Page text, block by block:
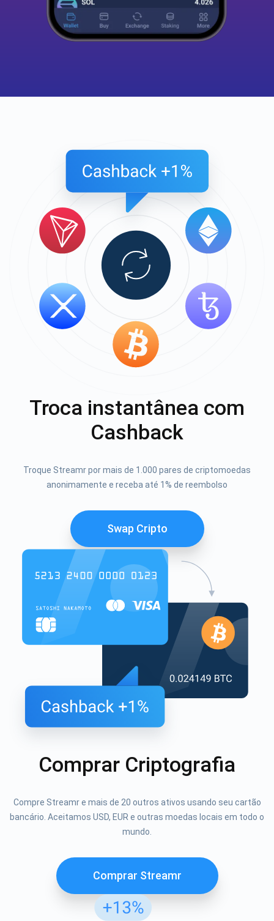
Troca instantânea com
Cashback
Troque Streamr por mais de 1.000 pares de criptomoedas
anonimamente e receba até 1% de reembolso
Swap Cripto
Comprar Criptografia
Compre Streamr e mais de 20 outros ativos usando seu cartão
bancário. Aceitamos USD, EUR e outras moedas locais em todo o
mundo.
Comprar Streamr